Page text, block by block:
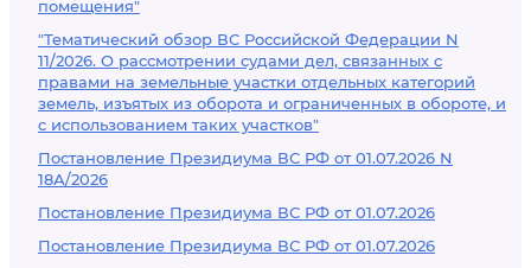
помещения"
"Тематический обзор ВС Российской Федерации N
11/2026. О рассмотрении судами дел, связанных с
правами на земельные участки отдельных категорий
земель, изъятых из оборота и ограниченных в обороте, и
с использованием таких участков"
Постановление Президиума ВС РФ от 01.07.2026 N
18А/2026
Постановление Президиума ВС РФ от 01.07.2026
Постановление Президиума ВС РФ от 01.07.2026